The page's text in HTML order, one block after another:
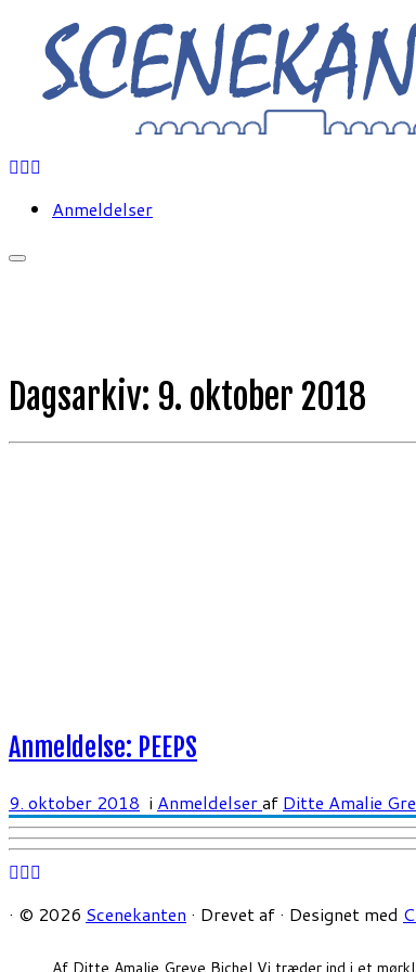
Fortsæt
indhold
Anmeldelser
Dagsarkiv: 9. oktober 2018
Anmeldelse: PEEPS
9. oktober 2018 i Anmeldelseraf Ditte Amalie
· © 2026 Scenekanten · Drevet af · Designet med